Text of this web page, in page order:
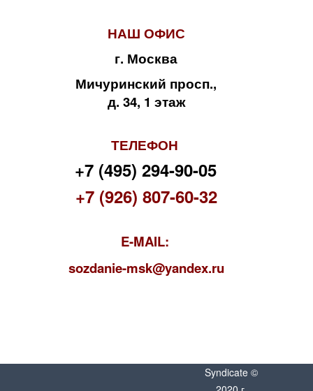
НАШ ОФИС
г. Москва
Мичуринский просп.,
д. 34, 1 этаж
ТЕЛЕФОН
+7 (495) 294-90-05
+7 (926) 807-60-32
E-MAIL:
sozdanie-msk@yandex.ru
Syndicate ©